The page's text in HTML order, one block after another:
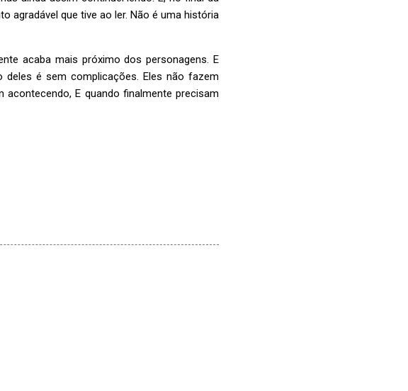
agradável que tive ao ler. Não é uma história
acaba mais próximo dos personagens. E
deles é sem complicações. Eles não fazem
E quando finalmente precisam